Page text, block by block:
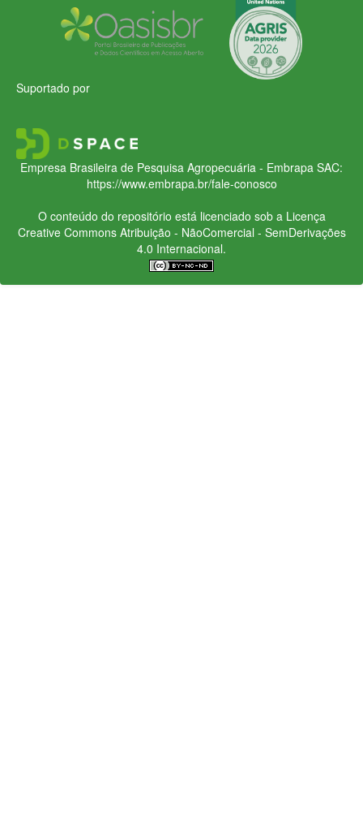
Suportado por
Empresa Brasileira de Pesquisa Agropecuária - Embrapa SAC:
https://www.embrapa.br/fale-conosco
O conteúdo do repositório está licenciado sob a Licença
Creative CommonsAtribuição - NãoComercial - SemDerivações
4.0 Internacional.